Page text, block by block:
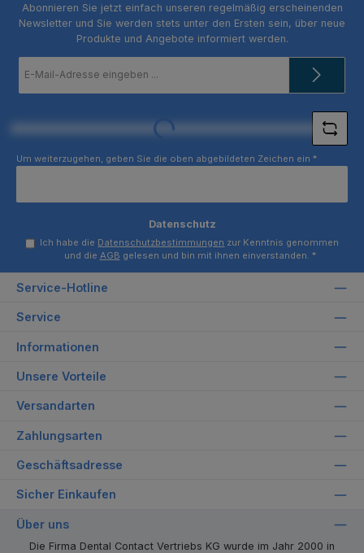
Abonnieren Sie jetzt einfach unseren regelmäßig erscheinenden
Newsletter und Sie werden stets unter den Ersten sein, über neue
Produkte und Angebote informiert werden.
Mail-
Loading...
Um weiterzugehen, geben Sie die oben abgebildeten Zeichen ein *
Datenschutz
Ich habe die Datenschutzbestimmungen zur Kenntnis genommen
und die AGB gelesen und bin mit ihnen einverstanden. *
Service-Hotline
Service
Informationen
Unsere Vorteile
Versandarten
Zahlungsarten
Geschäftsadresse
Sicher Einkaufen
Über uns
Die Firma Dental Contact Vertriebs KG wurde im Jahr 2000 in